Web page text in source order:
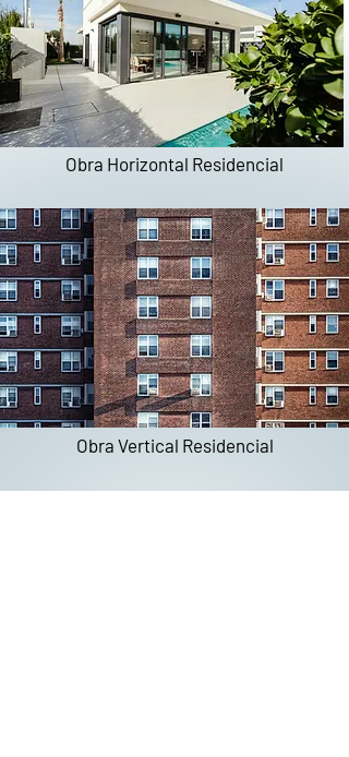
Obra Horizontal Residencial
Obra Vertical Residencial